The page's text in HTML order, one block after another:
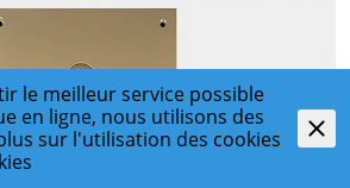
le meilleur service possible
en ligne, nous utilisons des
sur l'utilisation des cookies